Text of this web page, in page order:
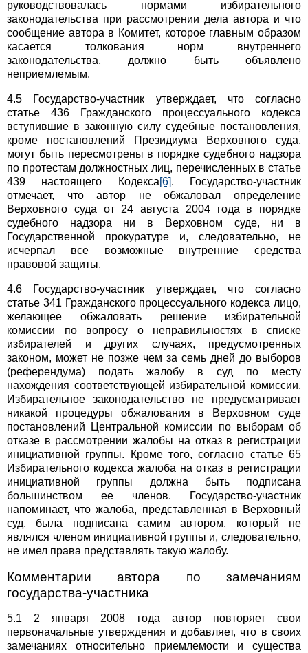
руководствовалась нормами избирательного
законодательства при рассмотрении дела автора и что
сообщение автора в Комитет, которое главным образом
касается толкования норм внутреннего
законодательства, должно быть объявлено
неприемлемым.
4.5 Государство-участник утверждает, что согласно
статье 436 Гражданского процессуального кодекса
вступившие в законную силу судебные постановления,
кроме постановлений Президиума Верховного суда,
могут быть пересмотрены в порядке судебного надзора
по протестам должностных лиц, перечисленных в статье
439 настоящего Кодекса[6]. Государство-участник
отмечает, что автор не обжаловал определение
Верховного суда от 24 августа 2004 года в порядке
судебного надзора ни в Верховном суде, ни в
Государственной прокуратуре и, следовательно, не
исчерпал все возможные внутренние средства
правовой защиты.
4.6 Государство-участник утверждает, что согласно
статье 341 Гражданского процессуального кодекса лицо,
желающее обжаловать решение избирательной
комиссии по вопросу о неправильностях в списке
избирателей и других случаях, предусмотренных
законом, может не позже чем за семь дней до выборов
(референдума) подать жалобу в суд по месту
нахождения соответствующей избирательной комиссии.
Избирательное законодательство не предусматривает
никакой процедуры обжалования в Верховном суде
постановлений Центральной комиссии по выборам об
отказе в рассмотрении жалобы на отказ в регистрации
инициативной группы. Кроме того, согласно статье 65
Избирательного кодекса жалоба на отказ в регистрации
инициативной группы должна быть подписана
большинством ее членов. Государство-участник
напоминает, что жалоба, представленная в Верховный
суд, была подписана самим автором, который не
являлся членом инициативной группы и, следовательно,
не имел права представлять такую жалобу.
Комментарии автора по замечаниям
государства-участника
5.1 2 января 2008 года автор повторяет свои
первоначальные утверждения и добавляет, что в своих
замечаниях относительно приемлемости и существа